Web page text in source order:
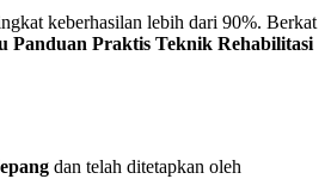
keberhasilan lebih dari 90%. Berkat
Panduan Praktis Teknik Rehabilitasi
dan telah ditetapkan oleh